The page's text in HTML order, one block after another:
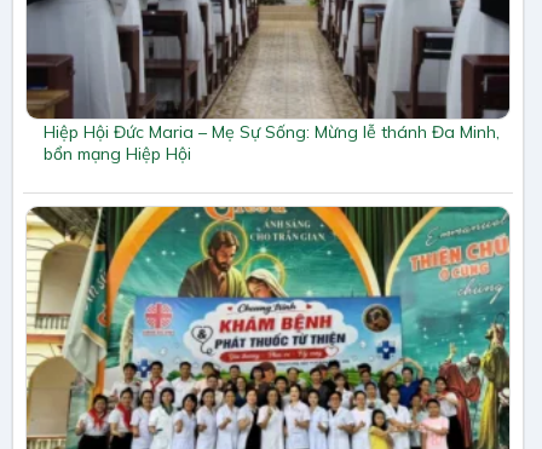
Hiệp Hội Đức Maria – Mẹ Sự Sống: Mừng lễ thánh Đa Minh,
bổn mạng Hiệp Hội